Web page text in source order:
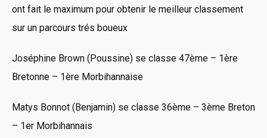
ont fait le maximum pour obtenir le meilleur classement
sur un parcours trés boueux
Joséphine Brown (Poussine) se classe 47ème – 1ère
Bretonne – 1ère Morbihannaise
Matys Bonnot (Benjamin) se classe 36ème – 3ème Breton
– 1er Morbihannais